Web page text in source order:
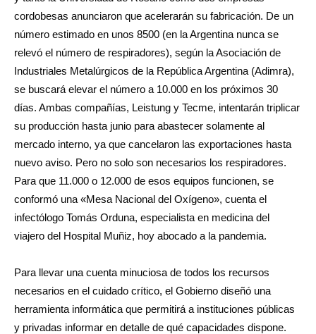
cordobesas anunciaron que acelerarán su fabricación. De un
número estimado en unos 8500 (en la Argentina nunca se
relevó el número de respiradores), según la Asociación de
Industriales Metalúrgicos de la República Argentina (Adimra),
se buscará elevar el número a 10.000 en los próximos 30
días. Ambas compañías, Leistung y Tecme, intentarán triplicar
su producción hasta junio para abastecer solamente al
mercado interno, ya que cancelaron las exportaciones hasta
nuevo aviso. Pero no solo son necesarios los respiradores.
Para que 11.000 o 12.000 de esos equipos funcionen, se
conformó una «Mesa Nacional del Oxígeno», cuenta el
infectólogo Tomás Orduna, especialista en medicina del
viajero del Hospital Muñiz, hoy abocado a la pandemia.
Para llevar una cuenta minuciosa de todos los recursos
necesarios en el cuidado crítico, el Gobierno diseñó una
herramienta informática que permitirá a instituciones públicas
y privadas informar en detalle de qué capacidades dispone.